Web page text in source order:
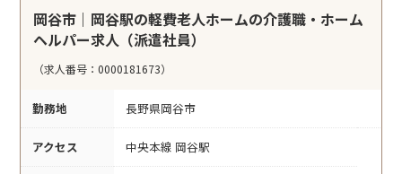
岡谷市｜岡谷駅の軽費老人ホームの介護職・ホーム
ヘルパー求人（派遣社員）
（求人番号：0000181673）
勤務地 長野県岡谷市
アクセス 中央本線 岡谷駅